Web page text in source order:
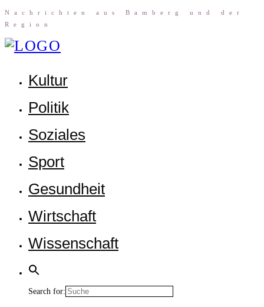
Nach­rich­ten aus Bam­berg und der
Region
Kul­tur
Poli­tik
Sozia­les
Sport
Gesund­heit
Wirt­schaft
Wis­sen­schaft
Search for: